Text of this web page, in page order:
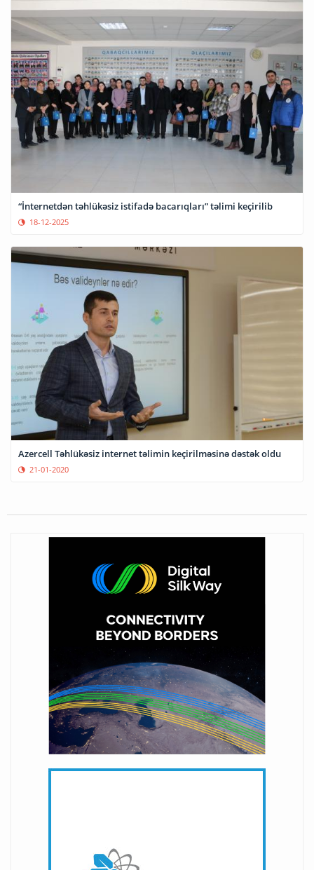
“İnternetdən təhlükəsiz istifadə bacarıqları” təlimi keçirilib
18-12-2025
Azercell Təhlükəsiz internet təlimin keçirilməsinə dəstək oldu
21-01-2020